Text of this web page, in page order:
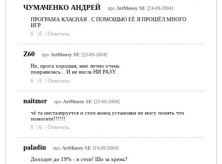
ЧУМАЧЕНКО АНДРЕЙ про ArtMoney SE [24-09-2004]
ПРОГРАМА КЛАСНАЯ . С ПОМОЩЬЮ ЕЁ Я ПРОШЁЛ МНОГО
ИГР
6
| 6 | Ответить
Z60 про ArtMoney SE [23-09-2004]
Не, прога хорошая, мне лично очень
понравилась... И не висла НИ РАЗУ.
6
| 6 | Ответить
naitmer про ArtMoney SE [23-09-2004]
чё та инсталируется и стоп конец установки не могу понять что
помогите!!!!!!
6
| 6 | Ответить
paladin про ArtMoney SE [19-09-2004]
Доходит до 19% - и стоп! Шо за хрень?